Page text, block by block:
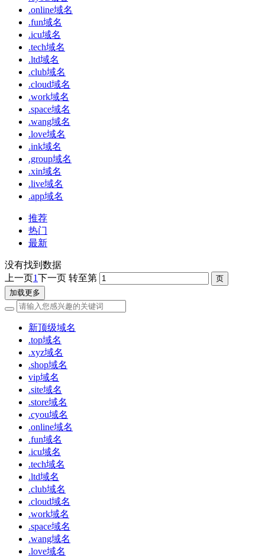
.online域名
.fun域名
.icu域名
.tech域名
.ltd域名
.club域名
.cloud域名
.work域名
.space域名
.wang域名
.love域名
.ink域名
.group域名
.xin域名
.live域名
.app域名
推荐
热门
最新
没有找到数据
上一页1下一页 转至第
加载更多
新顶级域名
.top域名
.xyz域名
.shop域名
vip域名
.site域名
.store域名
.cyou域名
.online域名
.fun域名
.icu域名
.tech域名
.ltd域名
.club域名
.cloud域名
.work域名
.space域名
.wang域名
.love域名